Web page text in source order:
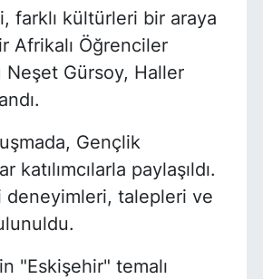
farklı kültürleri bir araya
Afrikalı Öğrenciler
Gürsoy, Haller
Gençlik
paylaşıldı.
deneyimleri, talepleri ve
"Eskişehir" temalı